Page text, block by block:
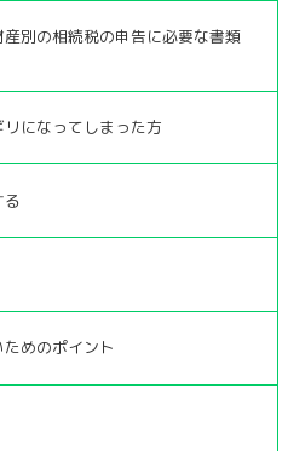
産別の相続税の申告に必要な書類
になってしまった方
る
めのポイント